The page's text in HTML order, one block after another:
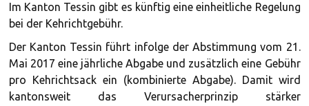
Im Kanton Tessin gibt es künftig eine einheitliche Regelung
bei der Kehrichtgebühr.
Der Kanton Tessin führt infolge der Abstimmung vom 21.
Mai 2017 eine jährliche Abgabe und zusätzlich eine Gebühr
pro Kehrichtsack ein (kombinierte Abgabe). Damit wird
kantonsweit das Verursacherprinzip stärker